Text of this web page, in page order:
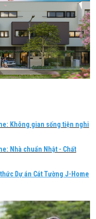
Không gian sống tiện nghi
Nhà chuẩn Nhật - Chất
Dự án Cát Tường J-Home